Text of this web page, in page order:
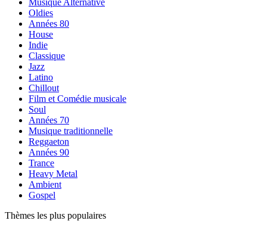
Musique Alternative
Oldies
Années 80
House
Indie
Classique
Jazz
Latino
Chillout
Film et Comédie musicale
Soul
Années 70
Musique traditionnelle
Reggaeton
Années 90
Trance
Heavy Metal
Ambient
Gospel
Thèmes les plus populaires